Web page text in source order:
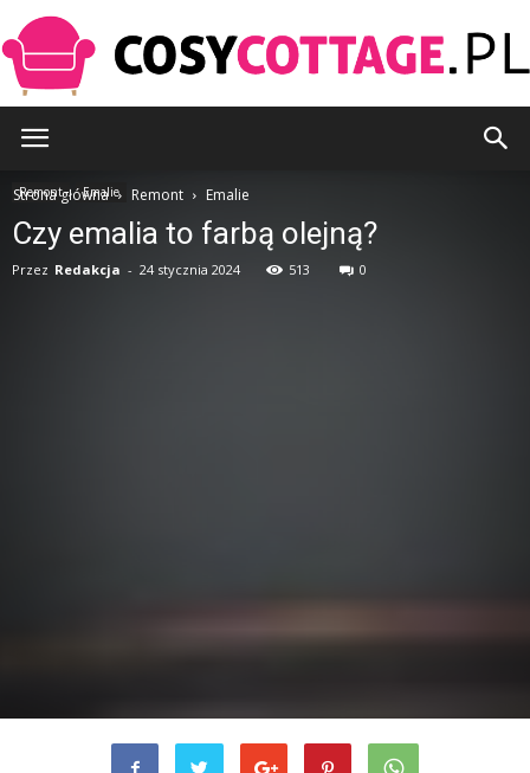
Strona główna Remont Emalie
Remont Emalie
Czy emalia to farbą olejną?
Przez Redakcja - 24 stycznia 2024 513 0